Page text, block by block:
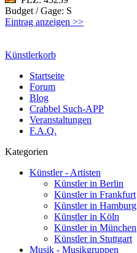
Budget / Gage: S
Eintrag anzeigen >>
Künstlerkorb
Startseite
Forum
Blog
Crabbel Such-APP
Veranstaltungen
F.A.Q.
Kategorien
Künstler - Artisten
Künstler in Berlin
Künstler in Frankfurt
Künstler in Hamburg
Künstler in Köln
Künstler in München
Künstler in Stuttgart
Musik - Musikgruppen